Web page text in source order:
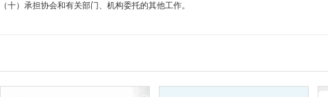
（十）承担协会和有关部门、机构委托的其他工作。